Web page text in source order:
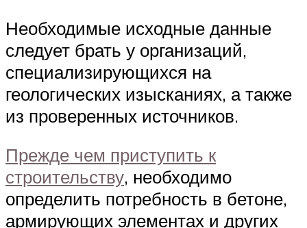
Необходимые исходные данные
следует брать у организаций,
специализирующихся на
геологических изысканиях, а также
из проверенных источников.
Прежде чем приступить к
строительству, необходимо
определить потребность в бетоне,
армирующих элементах и других